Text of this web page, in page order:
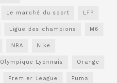
Le marché du sport LFP
Ligue des champions M6
NBA Nike
Olympique Lyonnais Orange
Premier League Puma